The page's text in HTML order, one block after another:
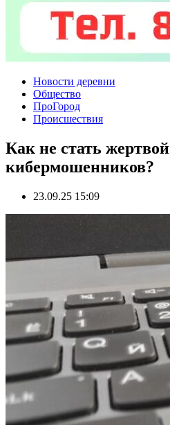
Новости деревни
Общество
ПроГород
Происшествия
Как не стать жертвой
кибермошенников?
23.09.25 15:09